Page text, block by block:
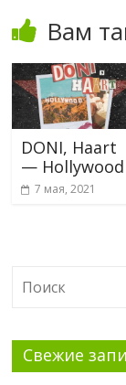
Вам
DONI, Haart
— Hollywood
7 мая, 2021
Свежие